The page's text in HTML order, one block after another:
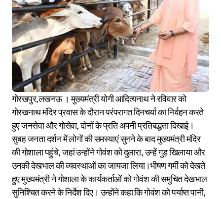
गोरखपुर,लखनऊ । मुख्यमंत्री योगी आदित्यनाथ ने रविवार को
गोरखनाथ मंदिर प्रवास के दौरान परंपरागत दिनचर्या का निर्वहन करते
हुए जनसेवा और गोसेवा, दोनों के प्रति अपनी प्रतिबद्धता दिखाई।
सुबह जनता दर्शन में लोगों की समस्याएं सुनने के बाद मुख्यमंत्री मंदिर
की गोशाला पहुंचे, जहां उन्होंने गोवंश को दुलारा, उन्हें गुड़ खिलाया और
उनकी देखभाल की व्यवस्थाओं का जायजा लिया।भीषण गर्मी को देखते
हुए मुख्यमंत्री ने गोशाला के कार्यकर्ताओं को गोवंश की समुचित देखभाल
सुनिश्चित करने के निर्देश दिए। उन्होंने कहा कि गोवंश को पर्याप्त पानी,